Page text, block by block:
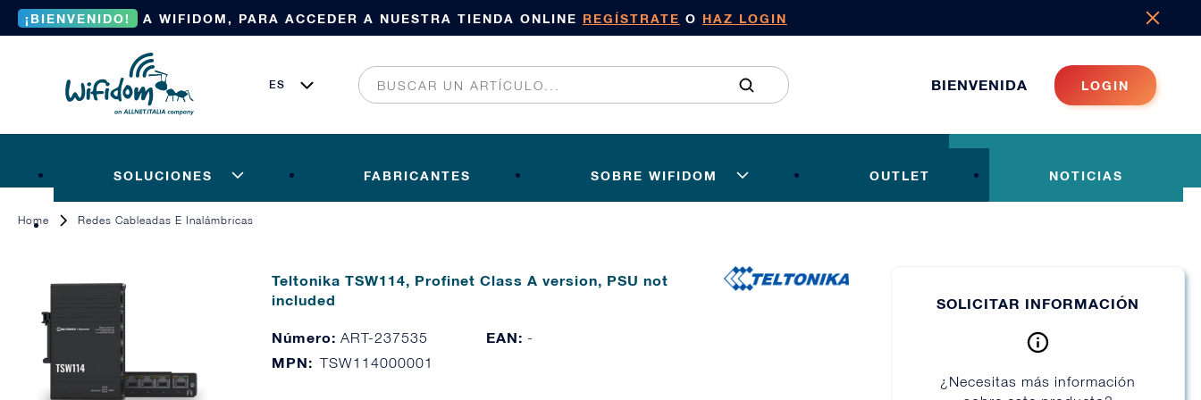
¡BIENVENIDO! A WIFIDOM, PARA ACCEDER A NUESTRA TIENDA ONLINE REGÍSTRATE O HAZ LOGIN
BIENVENIDA LOGIN
SOLUCIONES FABRICANTES SOBRE WIFIDOM OUTLET NOTICIAS
Home Redes Cableadas E Inalámbricas
Teltonika TSW114, Profinet Class A version, PSU not
included
Número:ART-237535 EAN: -
MPN: TSW114000001
SOLICITAR INFORMACIÓN
¿Necesitas más información